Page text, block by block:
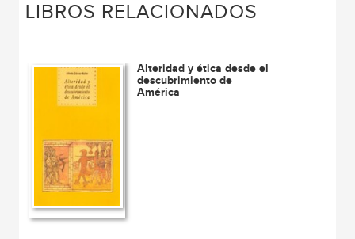
LIBROS RELACIONADOS
Alteridad y ética desde el
descubrimiento de
América